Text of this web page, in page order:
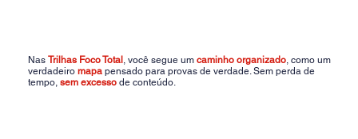
NasTrilhas Foco Total , você segue umcaminho organizado, como um
verdadeiromapa pensado para provas de verdade. Sem perda de
tempo,sem excesso de conteúdo.